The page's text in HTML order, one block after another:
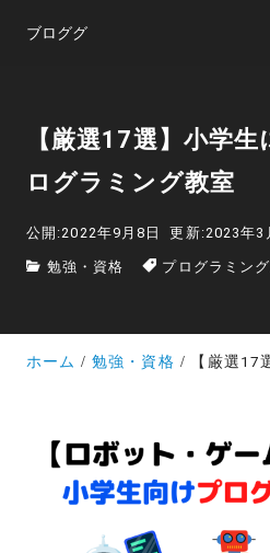
ブロググ
【厳選17選】小学
ログラミング教室
公開:2022年9月8日 更新:2023年3
勉強・資格 プログラミング
ホーム 勉強・資格 【厳選17選】